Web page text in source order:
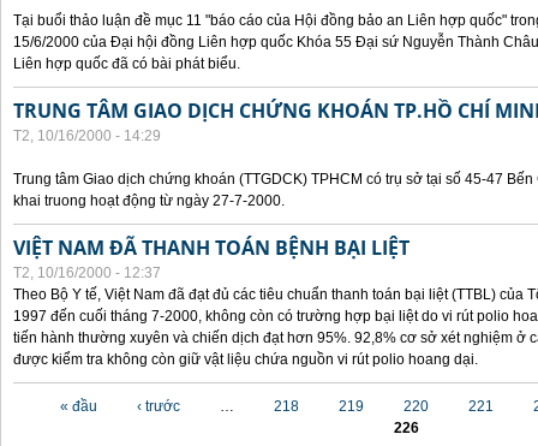
Tại buổi thảo luận đề mục 11 "báo cáo của Hội đồng bảo an Liên hợp quốc"
15/6/2000 của Đại hội đồng Liên hợp quốc Khóa 55 Đại sứ Nguyễn Thành
Liên hợp quốc đã có bài phát biểu.
TRUNG TÂM GIAO DỊCH CHỨNG KHOÁN TP.HỒ CHÍ
T2, 10/16/2000 - 14:29
Trung tâm Giao dịch chứng khoán (TTGDCK) TPHCM có trụ sở tại số 45-47
khai truong hoạt động từ ngày 27-7-2000.
VIỆT NAM ĐÃ THANH TOÁN BỆNH BẠI LIỆT
T2, 10/16/2000 - 12:37
Theo Bộ Y tế, Việt Nam đã đạt đủ các tiêu chuẩn thanh toán bại liệt (TTBL) của
1997 đến cuối tháng 7-2000, không còn có trường hợp bại liệt do vi rút polio
tiến hành thường xuyên và chiến dịch đạt hơn 95%. 92,8% cơ sở xét nghiệm ở
được kiểm tra không còn giữ vật liệu chứa nguồn vi rút polio hoang dại.
« đầu ‹ trước … 218 219 220 221
226